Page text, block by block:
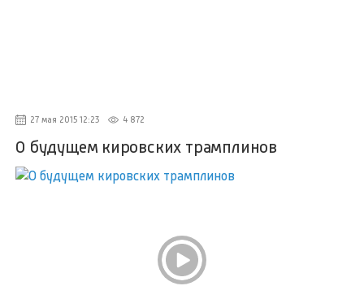
27 мая 2015 12:23 4 872
О будущем кировских трамплинов